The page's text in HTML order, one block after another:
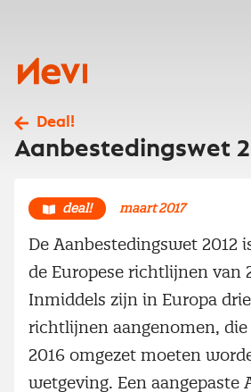
Nevi
Deal!
Aanbestedingswet
deal! maart 2017
De Aanbestedingswet 2012
de Europese richtlijnen van
Inmiddels zijn in Europa
richtlijnen aangenomen,
2016 omgezet moeten
wetgeving. Een aangepaste